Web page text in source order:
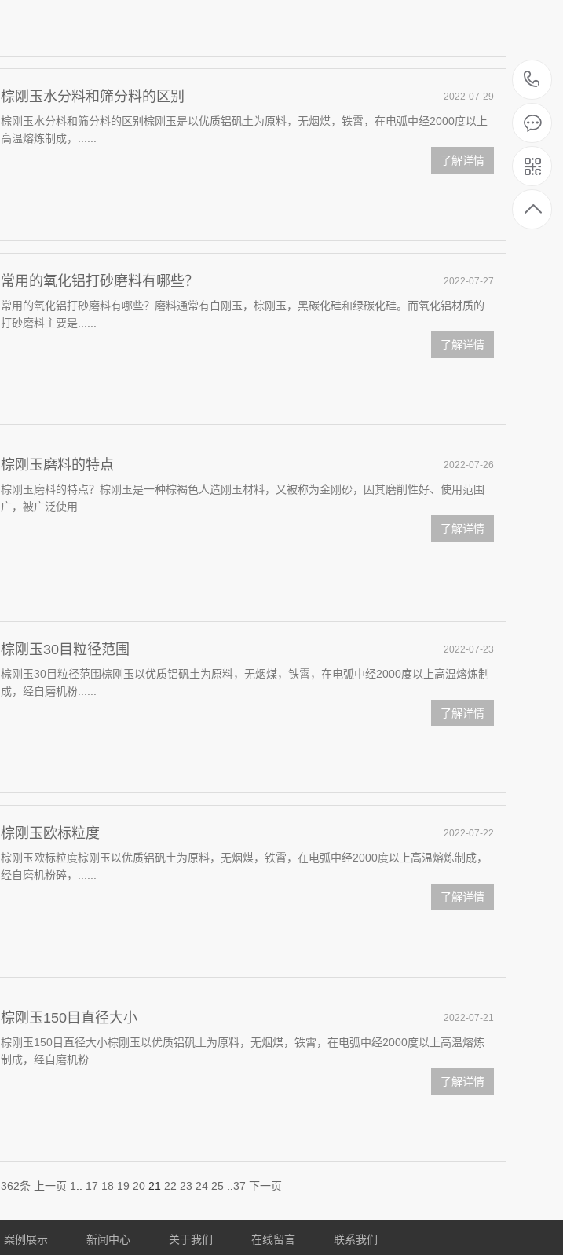
2022-07-29
棕刚玉水分料和筛分料的区别
棕刚玉水分料和筛分料的区别棕刚玉是以优质铝矾土为原料，无烟煤，铁霄，在电弧中经2000度以上
高温熔炼制成，......
了解详情
2022-07-27
常用的氧化铝打砂磨料有哪些？
常用的氧化铝打砂磨料有哪些？磨料通常有白刚玉，棕刚玉，黑碳化硅和绿碳化硅。而氧化铝材质的
打砂磨料主要是......
了解详情
2022-07-26
棕刚玉磨料的特点
棕刚玉磨料的特点？棕刚玉是一种棕褐色人造刚玉材料，又被称为金刚砂，因其磨削性好、使用范围
广，被广泛使用......
了解详情
2022-07-23
棕刚玉30目粒径范围
棕刚玉30目粒径范围棕刚玉以优质铝矾土为原料，无烟煤，铁霄，在电弧中经2000度以上高温熔炼制
成，经自磨机粉......
了解详情
2022-07-22
棕刚玉欧标粒度
棕刚玉欧标粒度棕刚玉以优质铝矾土为原料，无烟煤，铁霄，在电弧中经2000度以上高温熔炼制成，
经自磨机粉碎，......
了解详情
2022-07-21
棕刚玉150目直径大小
棕刚玉150目直径大小棕刚玉以优质铝矾土为原料，无烟煤，铁霄，在电弧中经2000度以上高温熔炼
制成，经自磨机粉......
了解详情
362条 上一页 1 17 18 19 20 21 22 23 24 25 37 下一页
案例展示 新闻中心 关于我们 在线留言 联系我们